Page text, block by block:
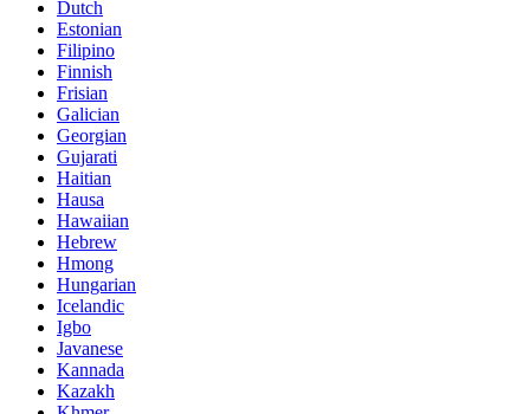
Dutch
Estonian
Filipino
Finnish
Frisian
Galician
Georgian
Gujarati
Haitian
Hausa
Hawaiian
Hebrew
Hmong
Hungarian
Icelandic
Igbo
Javanese
Kannada
Kazakh